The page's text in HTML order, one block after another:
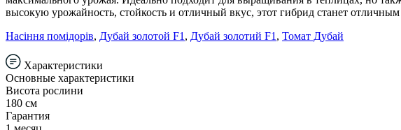
высокую урожайность, стойкость и отличный вкус, этот гибрид станет
Насіння помідорів, Дубай золотой F1 , Дубай золотий F1 , Томат Дубай
Характеристики
Основные характеристики
Висота рослини
180 см
Гарантия